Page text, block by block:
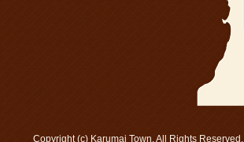
Copyright (c) Karumai Town. All Rights Reserved.